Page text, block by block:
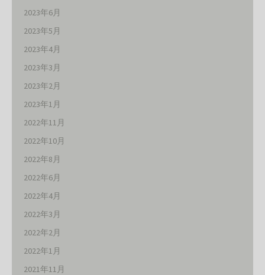
2023年6月
2023年5月
2023年4月
2023年3月
2023年2月
2023年1月
2022年11月
2022年10月
2022年8月
2022年6月
2022年4月
2022年3月
2022年2月
2022年1月
2021年11月